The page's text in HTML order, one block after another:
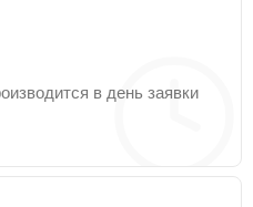
в день заявки